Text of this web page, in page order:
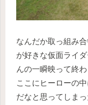
なんだか取っ組み
が好きな仮面ライ
んの一瞬映って終
ここにヒーローの
だなと思ってしまっ